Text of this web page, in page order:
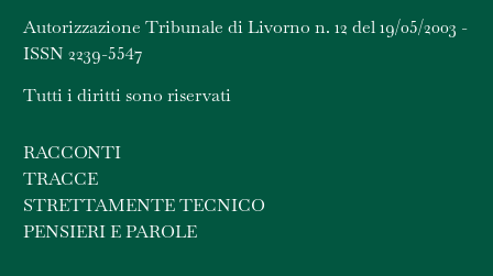
Autorizzazione Tribunale di Livorno n. 12 del 19/05/2003 -
ISSN 2239-5547
Tutti i diritti sono riservati
RACCONTI
TRACCE
STRETTAMENTE TECNICO
PENSIERI E PAROLE